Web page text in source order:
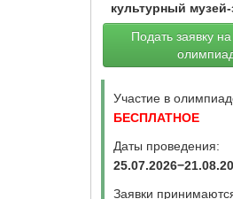
культурный
Подать заявку
Участие в
БЕСПЛАТНОЕ
Даты проведения:
Заявки